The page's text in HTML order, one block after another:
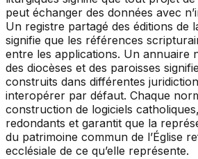
peut échanger des données avec
Un registre partagé des éditions de
signifie que les références
entre les applications. Un annuaire
des diocèses et des paroisses
construits dans différentes
interopérer par défaut. Chaque
construction de logiciels
redondants et garantit que la
du patrimoine commun de l’Église
ecclésiale de ce qu’elle représente.